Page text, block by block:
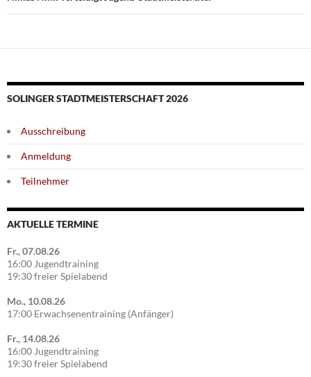
SOLINGER STADTMEISTERSCHAFT 2026
Ausschreibung
Anmeldung
Teilnehmer
AKTUELLE TERMINE
Fr., 07.08.26
16:00 Jugendtraining
19:30 freier Spielabend
Mo., 10.08.26
17:00 Erwachsenentraining (Anfänger)
Fr., 14.08.26
16:00 Jugendtraining
19:30 freier Spielabend